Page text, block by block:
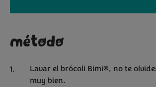
método
Lavar el brócoli Bimi®, no te
muy bien.